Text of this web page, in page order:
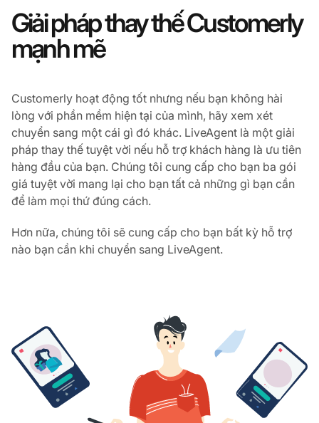
Giải pháp thay thế Customerly
mạnh mẽ
Customerly hoạt động tốt nhưng nếu bạn không hài
lòng với phần mềm hiện tại của mình, hãy xem xét
chuyển sang một cái gì đó khác. LiveAgent là một giải
pháp thay thế tuyệt vời nếu hỗ trợ khách hàng là ưu tiên
hàng đầu của bạn. Chúng tôi cung cấp cho bạn ba gói
giá tuyệt vời mang lại cho bạn tất cả những gì bạn cần
để làm mọi thứ đúng cách.
Hơn nữa, chúng tôi sẽ cung cấp cho bạn bất kỳ hỗ trợ
nào bạn cần khi chuyển sang LiveAgent.